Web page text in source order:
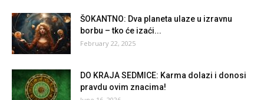
ŠOKANTNO: Dva planeta ulaze u izravnu
borbu – tko će izaći...
February 22, 2025
DO KRAJA SEDMICE: Karma dolazi i donosi
pravdu ovim znacima!